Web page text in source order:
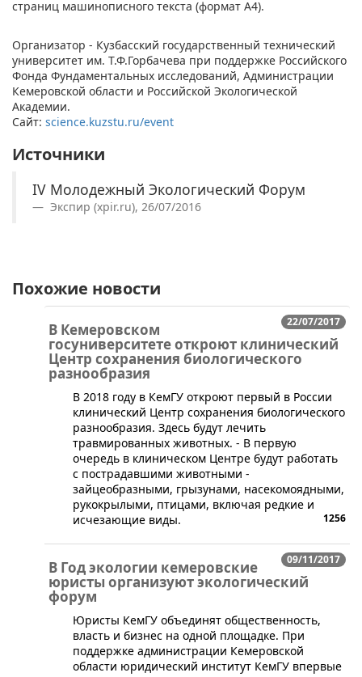
страниц машинописного текста (формат А4).
Организатор - Кузбасский государственный технический
университет им. Т.Ф.Горбачева при поддержке Российского
Фонда Фундаментальных исследований, Администрации
Кемеровской области и Российской Экологической
Академии.
Сайт: science.kuzstu.ru/event
Источники
IV Молодежный Экологический Форум
Экспир (xpir.ru), 26/07/2016
Похожие новости
22/07/2017
В Кемеровском
госуниверситете откроют клинический
Центр сохранения биологического
разнообразия
​В 2018 году в КемГУ откроют первый в России
клинический Центр сохранения биологического
разнообразия. Здесь будут лечить
травмированных животных. - В первую
очередь в клиническом Центре будут работать
с пострадавшими животными -
зайцеобразными, грызунами, насекомоядными,
рукокрылыми, птицами, включая редкие и
исчезающие виды.
1256
09/11/2017
В Год экологии кемеровские
юристы организуют экологический
форум
​Юристы КемГУ объединят общественность,
власть и бизнес на одной площадке. При
поддержке администрации Кемеровской
области юридический институт КемГУ впервые